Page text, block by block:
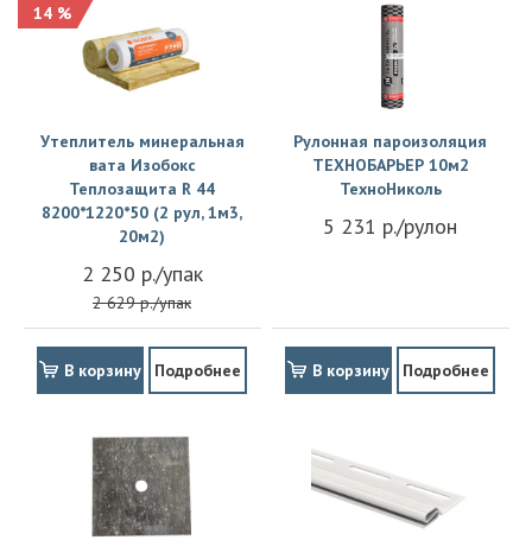
14 %
Утеплитель минеральная
вата Изобокс
Теплозащита R 44
8200*1220*50 (2 рул, 1м3,
20м2)
2 250 р./упак
2 629 р./упак
В корзину Подробнее
Рулонная пароизоляция
ТЕХНОБАРЬЕР 10м2
ТехноНиколь
5 231 р./рулон
В корзину Подробнее